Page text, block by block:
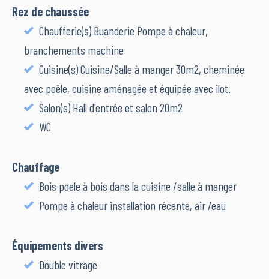
Rez de chaussée
Chaufferie(s) Buanderie Pompe à chaleur,
branchements machine
Cuisine(s) Cuisine/Salle à manger 30m2, cheminée
avec poêle, cuisine aménagée et équipée avec ilot.
Salon(s) Hall d'entrée et salon 20m2
WC
Chauffage
Bois poele à bois dans la cuisine /salle à manger
Pompe à chaleur installation récente, air /eau
Équipements divers
Double vitrage